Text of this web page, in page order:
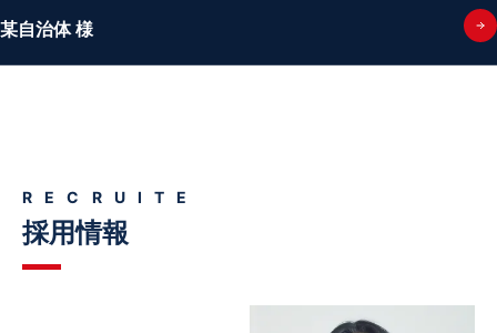
某自治体 様
RECRUITE
採用情報